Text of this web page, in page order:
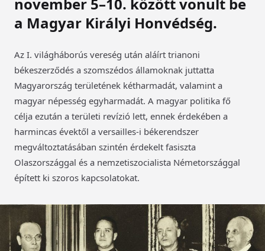
a Magyar Királyi Honvédség.
Az I. világháborús vereség után aláírt trianoni
békeszerződés a szomszédos államoknak juttatta
Magyarország területének kétharmadát, valamint a
magyar népesség egyharmadát. A magyar politika fő
célja ezután a területi revízió lett, ennek érdekében a
harmincas évektől a versailles-i békerendszer
megváltoztatásában szintén érdekelt fasiszta
Olaszországgal és a nemzetiszocialista Németországgal
épített ki szoros kapcsolatokat.